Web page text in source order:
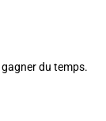
du temps.